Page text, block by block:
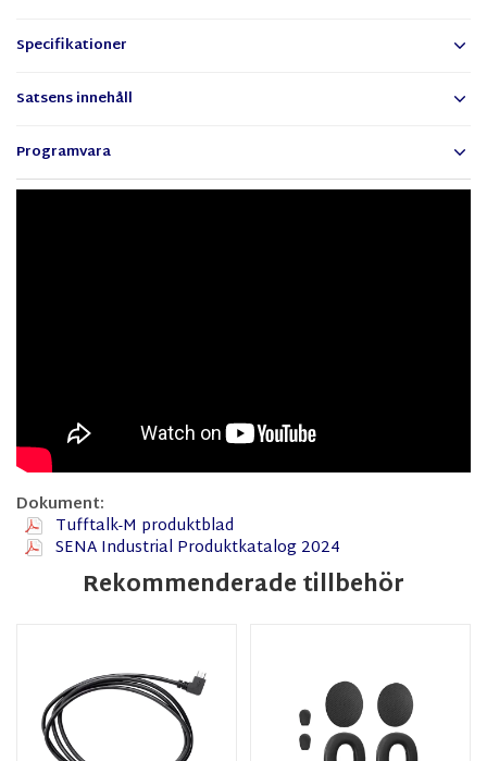
Specifikationer
Satsens innehåll
Programvara
Dokument:
Tufftalk-M produktblad
SENA Industrial Produktkatalog 2024
Rekommenderade tillbehör